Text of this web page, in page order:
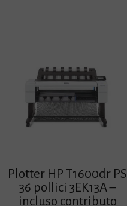
Plotter HP T1600dr PS
36 pollici 3EK13A –
incluso contributo